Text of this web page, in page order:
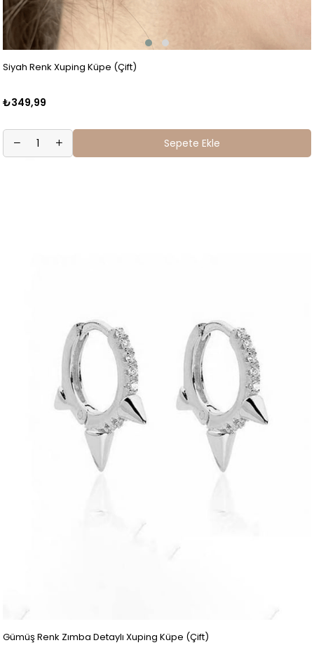
Siyah Renk Xuping Küpe (Çift)
₺349,99
Sepete Ekle
Gümüş Renk Zımba Detaylı Xuping Küpe (Çift)